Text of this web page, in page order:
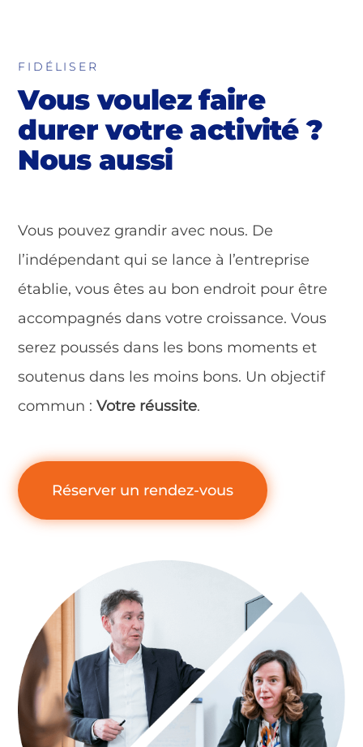
FIDÉLISER
Vous voulez faire
durer votre activité ?
Nous aussi
Vous pouvez grandir avec nous. De
l’indépendant qui se lance à l’entreprise
établie, vous êtes au bon endroit pour être
accompagnés dans votre croissance. Vous
serez poussés dans les bons moments et
soutenus dans les moins bons. Un objectif
commun :Votre réussite.
Réserver un rendez-vous